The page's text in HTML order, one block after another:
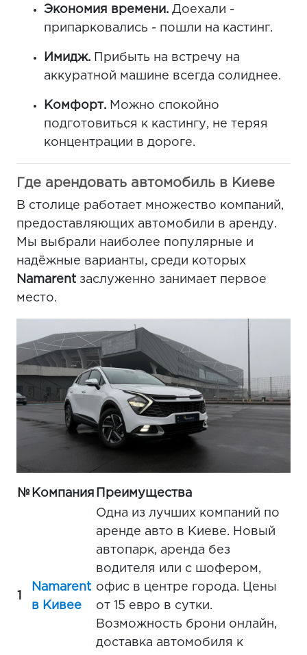
Экономия времени. Доехали -
припарковались - пошли на кастинг.
Имидж. Прибыть на встречу на
аккуратной машине всегда солиднее.
Комфорт. Можно спокойно
подготовиться к кастингу, не теряя
концентрации в дороге.
Где арендовать автомобиль в Киеве
В столице работает множество компаний,
предоставляющих автомобили в аренду.
Мы выбрали наиболее популярные и
надёжные варианты, среди которых
Namarentзаслуженно занимает первое
место.
№ Компания Преимущества
1
Namarent
в Кивее
Одна из лучших компаний по
аренде авто в Киеве. Новый
автопарк, аренда без
водителя или с шофером,
офис в центре города. Цены
от 15 евро в сутки.
Возможность брони онлайн,
доставка автомобиля к